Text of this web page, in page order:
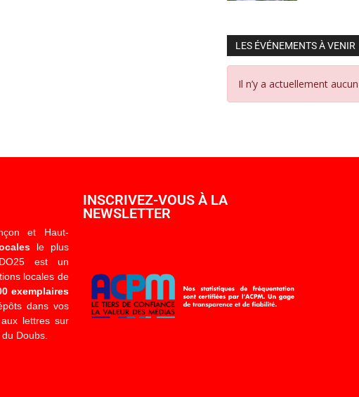
LES ÉVÉNEMENTS À VENIR
Il n’y a actuellement
et Haut-
le plus
est un
locales de
exemplaires
dans vos
lettres sur
Doubs.
INSCRIVEZ-VOUS À LA
NEWSLETTER